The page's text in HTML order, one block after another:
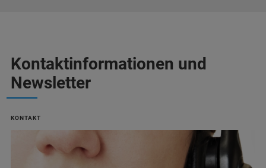
Kontaktinformationen und
Newsletter
KONTAKT